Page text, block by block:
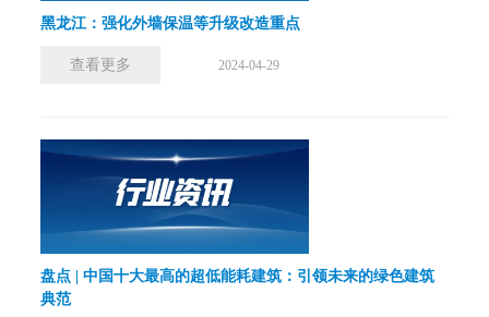
黑龙江：强化外墙保温等升级改造重点
查看更多 2024-04-29
盘点 | 中国十大最高的超低能耗建筑：引领未来的绿色建筑
典范